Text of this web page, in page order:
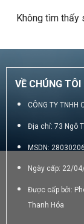
Không tìm thấy
VỀ CHÚNG TÔI
CÔNG TY TNHH
Địa chỉ: 73 Ngô
MSDN:
Ngày cấp: 22/
Được cấp bởi:
Thanh Hóa